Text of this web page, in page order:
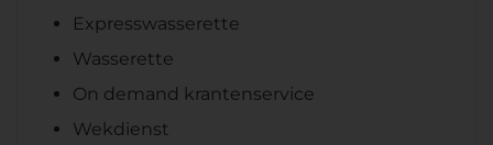
Expresswasserette
Wasserette
On demand krantenservice
Wekdienst